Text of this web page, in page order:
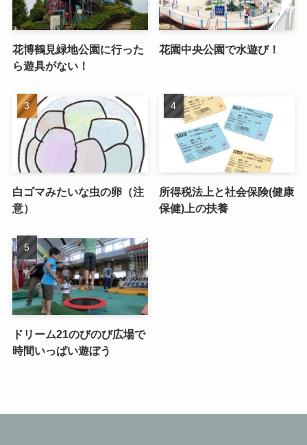
花博鶴見緑地公園に行った
ら遊具がない！
花園中央公園で水遊び！
白ゴマみたいな虫の卵（注
意）
所得税法上と社会保険(健康
保健)上の扶養
ドリーム21のびのび広場で
時間いっぱい遊ぼう